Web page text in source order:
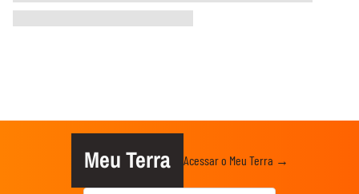
Meu Terra Acessar o Meu Terra →